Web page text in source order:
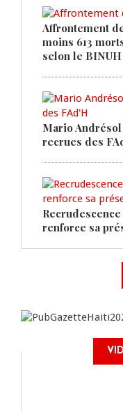
Affrontement
moins 613
selon le BINUH
Mario
recrues des
renforce sa